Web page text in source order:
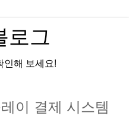
로그
인해 보세요!
이 결제 시스템